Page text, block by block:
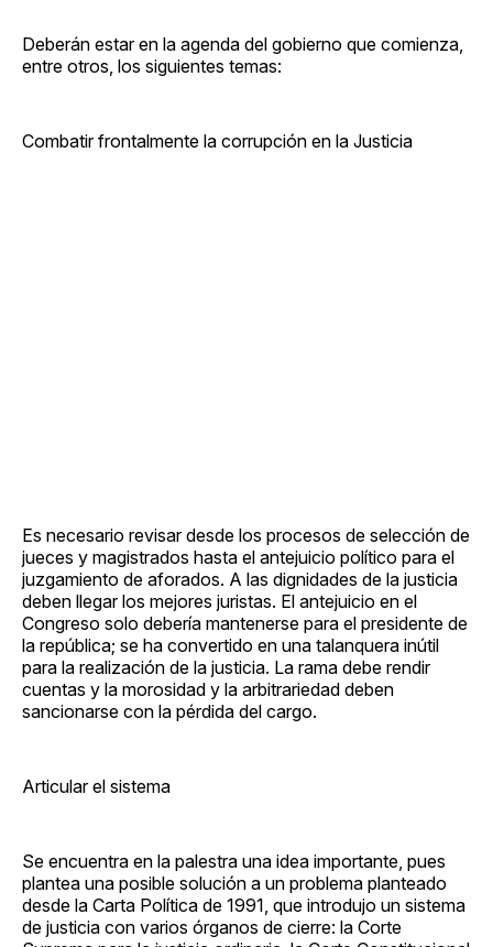
Deberán estar en la agenda del gobierno que comienza,
entre otros, los siguientes temas:
Combatir frontalmente la corrupción en la Justicia
Es necesario revisar desde los procesos de selección de
jueces y magistrados hasta el antejuicio político para el
juzgamiento de aforados. A las dignidades de la justicia
deben llegar los mejores juristas. El antejuicio en el
Congreso solo debería mantenerse para el presidente de
la república; se ha convertido en una talanquera inútil
para la realización de la justicia. La rama debe rendir
cuentas y la morosidad y la arbitrariedad deben
sancionarse con la pérdida del cargo.
Articular el sistema
Se encuentra en la palestra una idea importante, pues
plantea una posible solución a un problema planteado
desde la Carta Política de 1991, que introdujo un sistema
de justicia con varios órganos de cierre: la Corte